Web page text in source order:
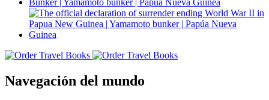
Navegación del mundo